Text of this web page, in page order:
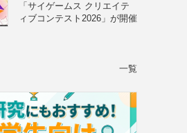
「サイゲームス クリエイテ
ィブコンテスト2026」が開催
一覧